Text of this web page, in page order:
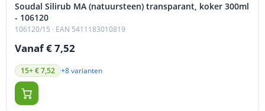
Soudal Silirub MA (natuursteen) transparant, koker 300ml
- 106120
106120/15 · EAN 5411183010819
Vanaf € 7,52
15+ € 7,52 +8 varianten